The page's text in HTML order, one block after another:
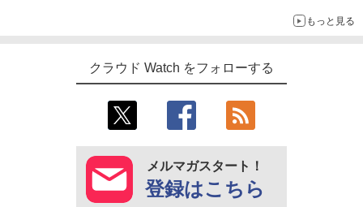
もっと見る
クラウド Watch をフォローする
メルマガスタート！
登録はこちら